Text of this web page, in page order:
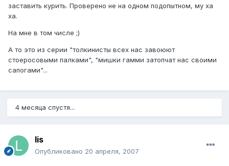
заставить курить. Проверено не на одном подопытном, му ха
ха.
На мне в том числе ;)
А то это из серии "толкинисты всех нас завоюют
стоеросовыми палками", "мишки гамми затопчат нас своими
сапогами"...
4 месяца спустя...
lis
Опубликовано 20 апреля, 2007